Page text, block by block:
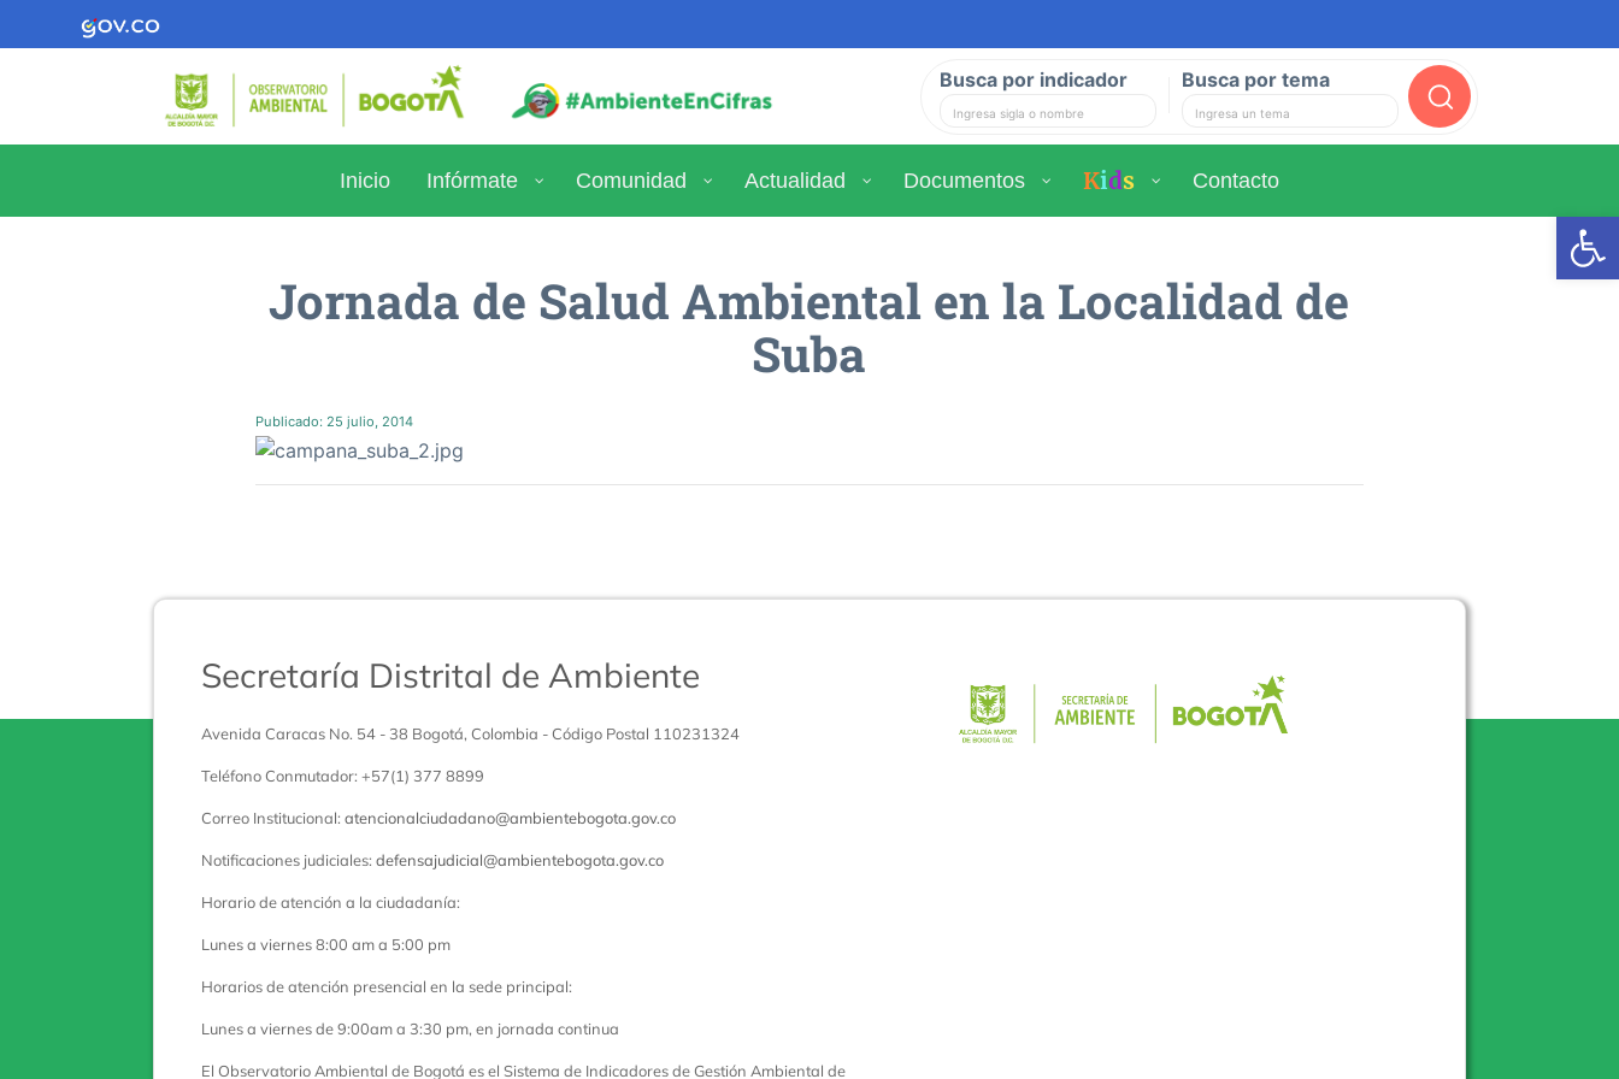
Busca por indicador Busca por tema
Buscar
Inicio Infórmate Comunidad Actualidad Documentos Kids Contacto
Jornada de Salud Ambiental en la Localidad de
Suba
Publicado: 25 julio, 2014
Secretaría Distrital de Ambiente
Avenida Caracas No. 54 - 38 Bogotá, Colombia - Código Postal 110231324
Teléfono Conmutador: +57(1) 377 8899
Correo Institucional: atencionalciudadano@ambientebogota.gov.co
Notificaciones judiciales: defensajudicial@ambientebogota.gov.co
Horario de atención a la ciudadanía:
Lunes a viernes 8:00 am a 5:00 pm
Horarios de atención presencial en la sede principal:
Lunes a viernes de 9:00am a 3:30 pm, en jornada continua
El Observatorio Ambiental de Bogotá es el Sistema de Indicadores de Gestión Ambiental de